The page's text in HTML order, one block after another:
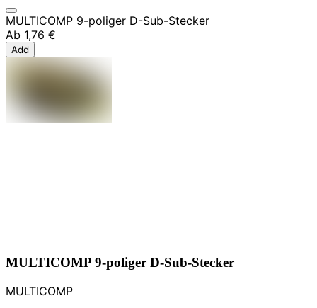
MULTICOMP 9-poliger D-Sub-Stecker
Ab 1,76 €
Add
MULTICOMP 9-poliger D-Sub-Stecker
MULTICOMP